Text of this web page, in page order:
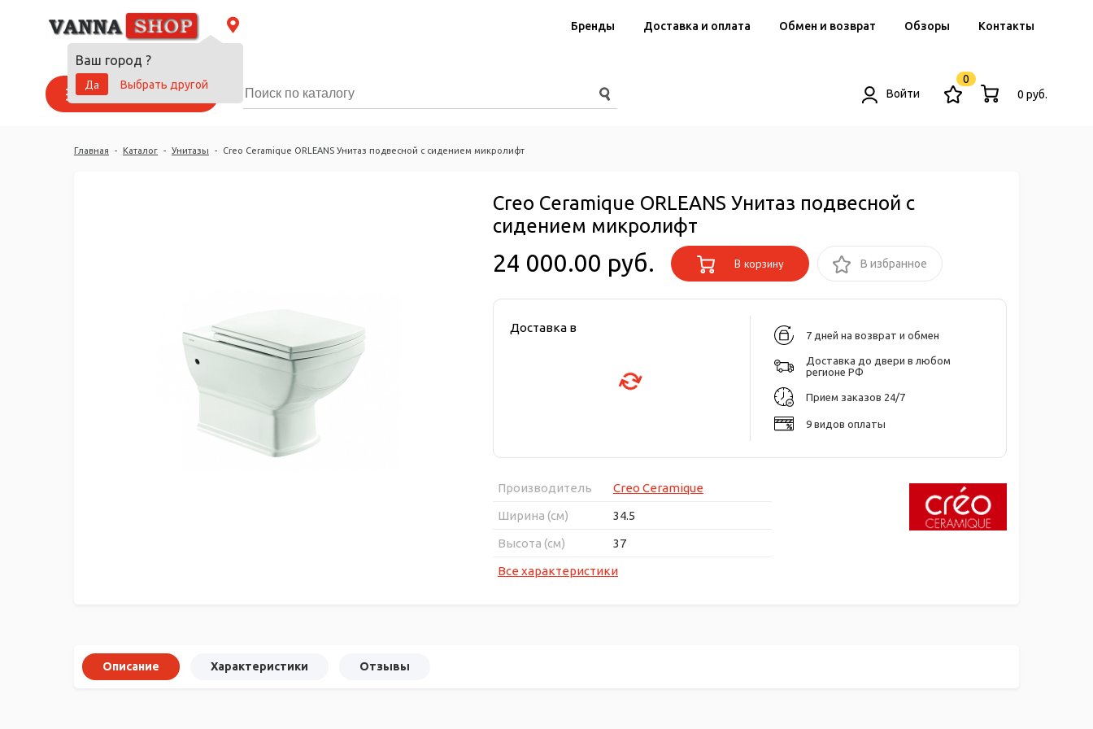
Ваш город ?
Да
Выбрать другой
Бренды Доставка и оплата Обмен и возврат Обзоры Контакты
Каталог товаров Войти
0
0 руб.
Главная - Каталог - Унитазы - Creo Ceramique ORLEANS Унитаз подвесной с сидением микролифт
Creo Ceramique ORLEANS Унитаз подвесной с
сидением микролифт
24 000.00 руб. В корзину В избранное
Доставка в
7 дней на возврат и обмен
Доставка до двери в любом
регионе РФ
Прием заказов 24/7
9 видов оплаты
Производитель
Creo Ceramique
Ширина (см)
34.5
Высота (см)
37
Все характеристики
Описание Характеристики Отзывы